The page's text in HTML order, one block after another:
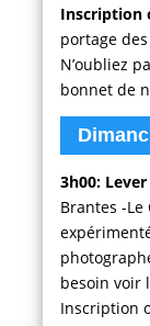
Inscription
portage
N’oubliez
bonnet de
3h00:
Brantes -
besoin voir
Inscription